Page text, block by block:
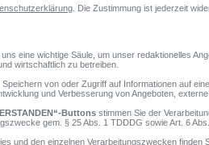
Deutsche Gesellschaft für
Autorin und Redakteurin tätig.
evidenzbasierter Beiträge zu
ernährungsbezogenen
ein breites Publikum erreichen.